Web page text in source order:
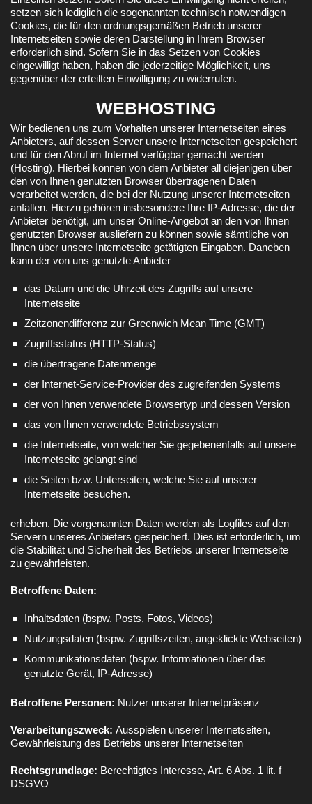
setzen sich lediglich die sogenannten technisch notwendigen
Cookies, die für den ordnungsgemäßen Betrieb unserer
Internetseiten sowie deren Darstellung in Ihrem Browser
erforderlich sind. Sofern Sie in das Setzen von Cookies
eingewilligt haben, haben die jederzeitige Möglichkeit, uns
gegenüber der erteilten Einwilligung zu widerrufen.
WEBHOSTING
Wir bedienen uns zum Vorhalten unserer Internetseiten eines
Anbieters, auf dessen Server unsere Internetseiten gespeichert
und für den Abruf im Internet verfügbar gemacht werden
(Hosting). Hierbei können von dem Anbieter all diejenigen über
den von Ihnen genutzten Browser übertragenen Daten
verarbeitet werden, die bei der Nutzung unserer Internetseiten
anfallen. Hierzu gehören insbesondere Ihre IP-Adresse, die der
Anbieter benötigt, um unser Online-Angebot an den von Ihnen
genutzten Browser ausliefern zu können sowie sämtliche von
Ihnen über unsere Internetseite getätigten Eingaben. Daneben
kann der von uns genutzte Anbieter
das Datum und die Uhrzeit des Zugriffs auf unsere
Internetseite
Zeitzonendifferenz zur Greenwich Mean Time (GMT)
Zugriffsstatus (HTTP-Status)
die übertragene Datenmenge
der Internet-Service-Provider des zugreifenden Systems
der von Ihnen verwendete Browsertyp und dessen Version
das von Ihnen verwendete Betriebssystem
die Internetseite, von welcher Sie gegebenenfalls auf unsere
Internetseite gelangt sind
die Seiten bzw. Unterseiten, welche Sie auf unserer
Internetseite besuchen.
erheben. Die vorgenannten Daten werden als Logfiles auf den
Servern unseres Anbieters gespeichert. Dies ist erforderlich, um
die Stabilität und Sicherheit des Betriebs unserer Internetseite
zu gewährleisten.
Betroffene Daten:
Inhaltsdaten (bspw. Posts, Fotos, Videos)
Nutzungsdaten (bspw. Zugriffszeiten, angeklickte Webseiten)
Kommunikationsdaten (bspw. Informationen über das
genutzte Gerät, IP-Adresse)
Betroffene Personen: Nutzer unserer Internetpräsenz
Verarbeitungszweck: Ausspielen unserer Internetseiten,
Gewährleistung des Betriebs unserer Internetseiten
Rechtsgrundlage: Berechtigtes Interesse, Art. 6 Abs. 1 lit. f
DSGVO